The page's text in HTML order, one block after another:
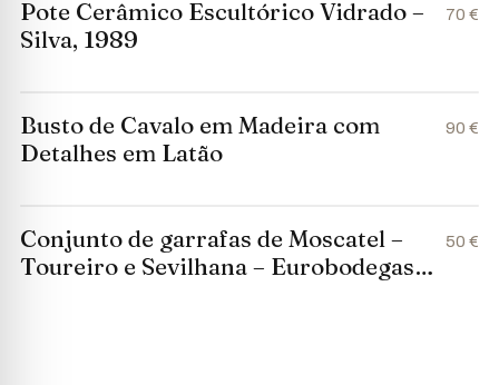
Pote Cerâmico Escultórico Vidrado –
Silva, 1989
70 €
Busto de Cavalo em Madeira com
Detalhes em Latão
90 €
Conjunto de garrafas de Moscatel –
Toureiro e Sevilhana – Eurobodegas
50 €